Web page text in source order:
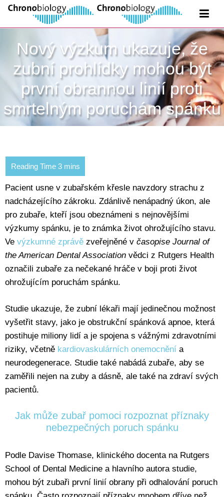
Nový výzkum ukazuje, že
zubní prohlídky mohou být
první obrannou linií proti
smrtelným poruchám spánku
Pacient usne v zubařském křesle navzdory strachu z
nadcházejícího zákroku. Zdánlivě nenápadný úkon, ale
pro zubaře, kteří jsou obeznámeni s nejnovějšími
výzkumy spánku, je to známka život ohrožujícího stavu.
Ve výzkumné zprávě zveřejněné v časopise Journal of
the American Dental Association vědci z Rutgers Health
označili zubaře za nečekané hráče v boji proti život
ohrožujícím poruchám spánku.
Studie ukazuje, že zubní lékaři mají jedinečnou možnost
vyšetřit stavy, jako je obstrukční spánková apnoe, která
postihuje miliony lidí a je spojena s vážnými zdravotními
riziky, včetně kardiovaskulárních onemocnění a
neurodegenerace. Studie také nabádá zubaře, aby se
zaměřili nejen na zuby a dásně, ale také na zdraví svých
pacientů.
Jak může zubař pomoci rozpoznat příznaky
nebezpečných poruch spánku
Podle Davise Thomase, klinického docenta na Rutgers
School of Dental Medicine a hlavního autora studie,
mohou být zubaři první linií obrany při odhalování poruch